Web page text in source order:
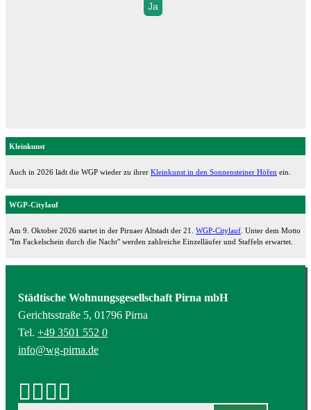
Ja
Kleinkunst
Auch in 2026 lädt die WGP wieder zu ihrer Kleinkunst in den Sonnensteiner Höfen ein.
WGP-Citylauf
Am 9. Oktober 2026 startet in der Pirnaer Altstadt der 21. WGP-Citylauf . Unter dem Motto
"Im Fackelschein durch die Nacht" werden zahlreiche Einzelläufer und Staffeln erwartet.
Städtische Wohnungsgesellschaft Pirna mbH
Gerichtsstraße 5, 01796 Pirna
Tel. +49 3501 552 0
info@wg-pirna.de